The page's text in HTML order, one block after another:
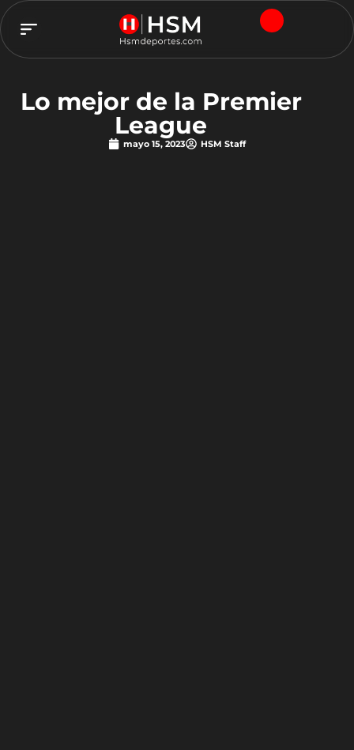
Lo mejor de la Premier
League
mayo 15, 2023 HSM Staff